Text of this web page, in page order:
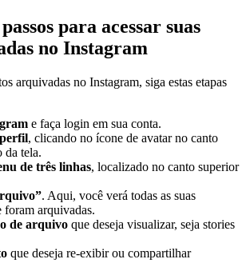
para acessar suas
no Instagram
arquivadas no Instagram, siga estas etapas
e faça login ⁤em sua conta.
, clicando no ícone de avatar no canto⁣
da‍ tela.
de três linhas, localizado⁤ no canto superior
. ‍Aqui, você verá todas as suas⁢
foram arquivadas.
de arquivo que deseja visualizar, seja stories
que deseja re-exibir ou compartilhar